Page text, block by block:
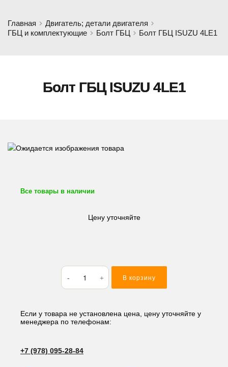
Главная
Двигатель; детали двигателя
ГБЦ и комплектующие
Болт ГБЦ Болт ГБЦ ISUZU 4LE1
Болт ГБЦ ISUZU 4LE1
Все товары в наличии
Цену уточняйте
Количество
товара
Болт
ISUZU
4LE1
В корзину
Если у товара не установлена цена, цену уточняйте у
менеджера по телефонам:
+7 (978) 095-28-84